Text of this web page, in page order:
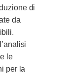
di
da
le
per la